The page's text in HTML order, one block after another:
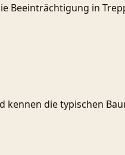
Beeinträchtigung in
die typischen